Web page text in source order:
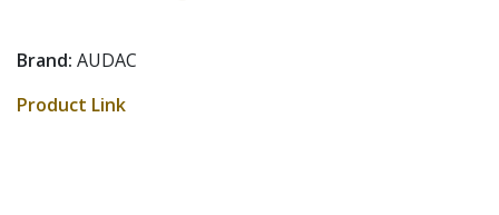
Brand: AUDAC
Product Link